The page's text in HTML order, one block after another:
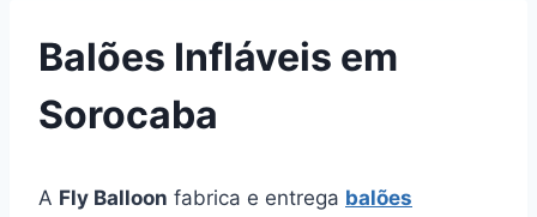
Balões Infláveis em
Sorocaba
A Fly Balloon fabrica e entrega balões